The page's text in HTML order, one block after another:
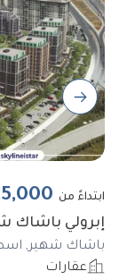
ابتداءً من
إبرولي باشاك
باشاك شهير,
عقارات
Next slide